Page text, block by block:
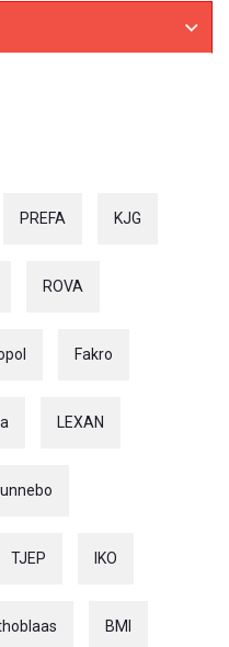
PREFA KJG
ROVA
Fakro
LEXAN
TJEP IKO
BMI